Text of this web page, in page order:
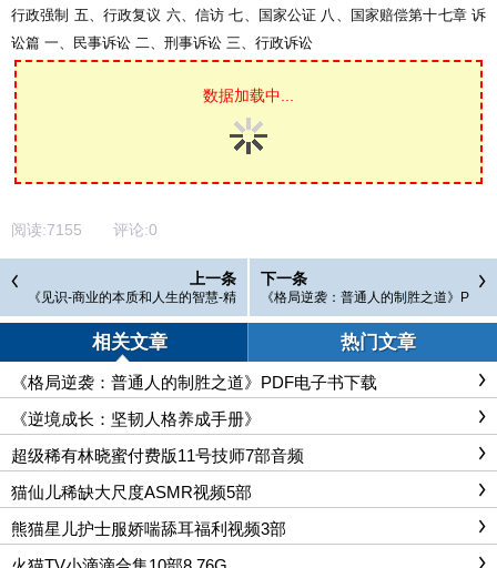
行政强制 五、行政复议 六、信访 七、国家公证 八、国家赔偿第十七章 诉
讼篇 一、民事诉讼 二、刑事诉讼 三、行政诉讼
数据加载中...
阅读:7155 评论:0
上一条
《见识-商业的本质和人生的智慧-精
美版》PDF电子书下载
下一条
《格局逆袭：普通人的制胜之道》P
DF电子书下载
相关文章 热门文章
《格局逆袭：普通人的制胜之道》PDF电子书下载
《逆境成长：坚韧人格养成手册》
超级稀有林晓蜜付费版11号技师7部音频
猫仙儿稀缺大尺度ASMR视频5部
熊猫星儿护士服娇喘舔耳福利视频3部